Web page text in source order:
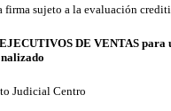
firma sujeto a la evaluación
DE VENTAS para
Judicial Centro